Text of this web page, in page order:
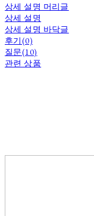
상세 설명 머리글
상세 설명
상세 설명 바닥글
후기(0)
질문(10)
관련 상품